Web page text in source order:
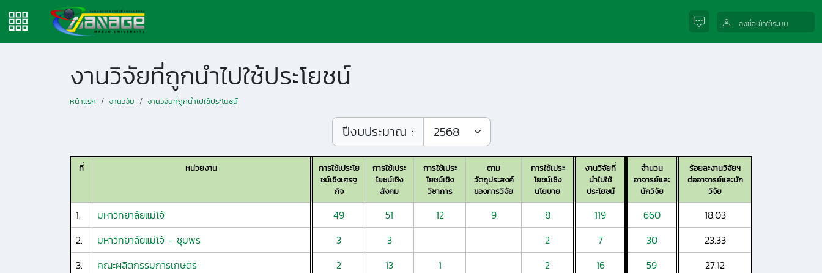
ลงชื่อเข้าใช้ระบบ
งานวิจัยที่ถูกนำไปใช้ประโยชน์
หน้าแรก งานวิจัย งานวิจัยที่ถูกนำไปใช้ประโยชน์
ปีงบประมาณ :
ที่ หน่วยงาน
การใช้เประโย
ชน์เชิงเศรฐ
กิจ
การใช้เประ
โยชน์เชิง
สังคม
การใช้เประ
โยชน์เชิง
วิชาการ
ตาม
วัตถุประสงค์
ของการวิจัย
การใช้เประ
โยชน์เชิง
นโยบาย
งานวิจัยที่
นำไปใช้
ประโยชน์
จำนวน
อาจารย์และ
นักวิจัย
ร้อยละงานวิจัยฯ
ต่ออาจารย์และนัก
วิจัย
1. มหาวิทยาลัยแม่โจ้ 49 51 12 9 8 119 660
18.03
2.
มหาวิทยาลัยแม่โจ้ - ชุมพร 3 3 2 7 30
23.33
3.
คณะผลิตกรรมการเกษตร 2 13 1 2 16 59
27.12